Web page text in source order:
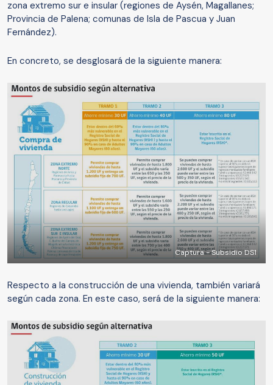
zona extremo sur e insular (regiones de Aysén, Magallanes;
Provincia de Palena; comunas de Isla de Pascua y Juan
Fernández).
En concreto, se desglosará de la siguiente manera:
Captura - Subsidio DS1
Respecto a la construcción de una vivienda, también variará
según cada zona. En este caso, será de la siguiente manera: